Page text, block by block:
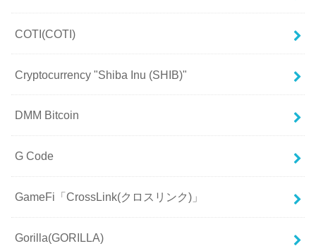
COTI(COTI)
Cryptocurrency "Shiba Inu (SHIB)"
DMM Bitcoin
G Code
GameFi「CrossLink(クロスリンク)」
Gorilla(GORILLA)